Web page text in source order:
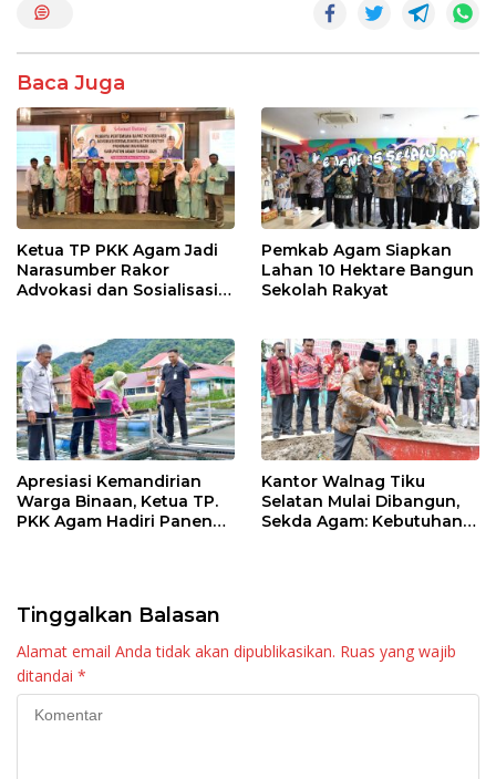
k p
Baca Juga
Ketua TP PKK Agam Jadi
Narasumber Rakor
Advokasi dan Sosialisasi
Pemkab Agam Siapkan
Lahan 10 Hektare Bangun
Sekolah Rakyat
Apresiasi Kemandirian
Warga Binaan, Ketua TP.
PKK Agam Hadiri Panen
Kantor Walnag Tiku
Selatan Mulai Dibangun,
Sekda Agam: Kebutuhan
Tinggalkan Balasan
Alamat email Anda tidak akan dipublikasikan. Ruas yang wajib
ditandai *